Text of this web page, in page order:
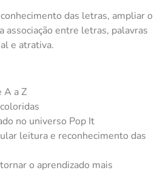
das letras, ampliar o
associação entre letras, palavras
e atrativa.
A a Z
no universo Pop It
leitura e reconhecimento das
o aprendizado mais